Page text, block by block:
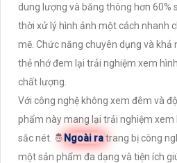
dung lượng và băng thông hơn 60%
thời xử lý hình ảnh một cách nhanh
mẽ. Chức năng chuyên dụng và
thẻ nhớ đem lại trải nghiệm xem
chất lượng.
Với công nghệ không xem đêm và
phẩm này mang lại trải nghiệm
sắc nét. 🤴 Ngoài ratrang bị công
một sản phẩm đa dạng và tiện ích